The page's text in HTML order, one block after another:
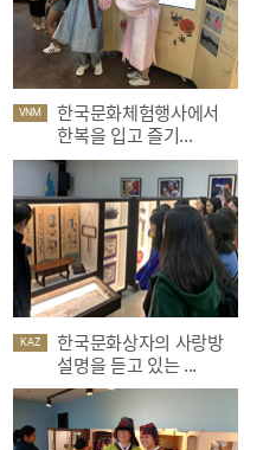
VNM
한국문화체험행사에서
한복을 입고 즐기...
KAZ
한국문화상자의 사랑방
설명을 듣고 있는 ...